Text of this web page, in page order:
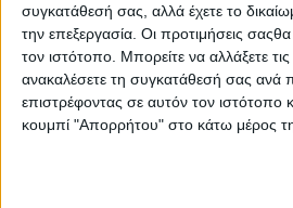
συγκατάθεσή σας, αλλά έχετε το
την επεξεργασία. Οι προτιμήσεις
τον ιστότοπο. Μπορείτε να αλλάξετε
ανακαλέσετε τη συγκατάθεσή σας ανά
επιστρέφοντας σε αυτόν τον ιστότοπο
κουμπί "Απορρήτου" στο κάτω μέρος